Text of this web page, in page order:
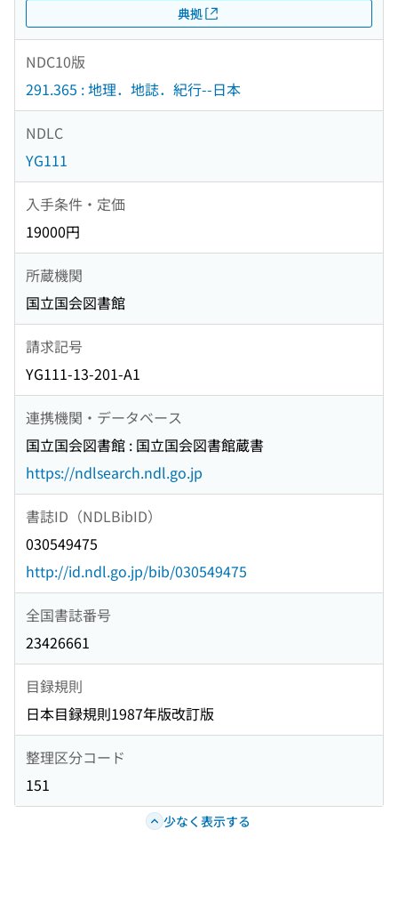
典拠
NDC10版
291.365 : 地理．地誌．紀行--日本
NDLC
YG111
入手条件・定価
19000円
所蔵機関
国立国会図書館
請求記号
YG111-13-201-A1
連携機関・データベース
国立国会図書館 : 国立国会図書館蔵書
https://ndlsearch.ndl.go.jp
書誌ID（NDLBibID）
030549475
http://id.ndl.go.jp/bib/030549475
全国書誌番号
23426661
目録規則
日本目録規則1987年版改訂版
整理区分コード
151
少なく表示する